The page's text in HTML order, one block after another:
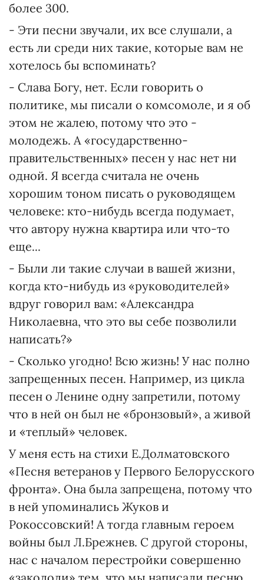
более 300.
- Эти песни звучали, их все слушали, а
есть ли среди них такие, которые вам не
хотелось бы вспоминать?
- Слава Богу, нет. Если говорить о
политике, мы писали о комсомоле, и я об
этом не жалею, потому что это -
молодежь. А «государственно-
правительственных» песен у нас нет ни
одной. Я всегда считала не очень
хорошим тоном писать о руководящем
человеке: кто-нибудь всегда подумает,
что автору нужна квартира или что-то
еще...
- Были ли такие случаи в вашей жизни,
когда кто-нибудь из «руководителей»
вдруг говорил вам: «Александра
Николаевна, что это вы себе позволили
написать?»
- Сколько угодно! Всю жизнь! У нас полно
запрещенных песен. Например, из цикла
песен о Ленине одну запретили, потому
что в ней он был не «бронзовый», а живой
и «теплый» человек.
У меня есть на стихи Е.Долматовского
«Песня ветеранов у Первого Белорусского
фронта». Она была запрещена, потому что
в ней упоминались Жуков и
Рокоссовский! А тогда главным героем
войны был Л.Брежнев. С другой стороны,
нас с началом перестройки совершенно